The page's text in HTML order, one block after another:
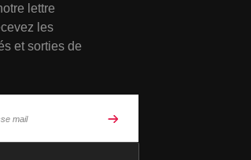
lettre
les
et sorties de